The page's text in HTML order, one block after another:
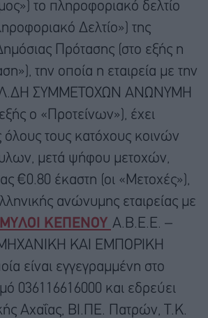
το πληροφοριακό δελτίο
Δελτίο») της
Πρότασης (στο εξής η
την οποία η εταιρεία με την
ΣΥΜΜΕΤΟΧΩΝ ΑΝΩΝΥΜΗ
ο «Προτείνων»), έχει
τους κατόχους κοινών
μετά ψήφου μετοχών,
€0.80 έκαστη (οι «Μετοχές»),
ανώνυμης εταιρείας με
ΜΥΛΟΙ ΚΕΠΕΝΟΥ Α.Β.Ε.Ε. –
ΚΑΙ ΕΜΠΟΡΙΚΗ
είναι εγγεγραμμένη στο
036116616000 και εδρεύει
Αχαΐας, ΒΙ.ΠΕ. Πατρών, Τ.Κ.